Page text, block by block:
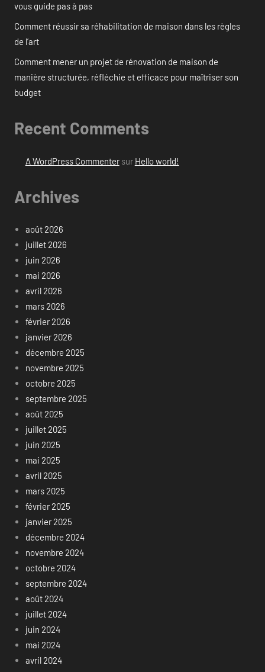
vous guide pas à pas
Comment réussir sa réhabilitation de maison dans les règles
de l’art
Comment mener un projet de rénovation de maison de
manière structurée, réfléchie et efficace pour maîtriser son
budget
Recent Comments
A WordPress Commentersur Hello world!
Archives
août 2026
juillet 2026
juin 2026
mai 2026
avril 2026
mars 2026
février 2026
janvier 2026
décembre 2025
novembre 2025
octobre 2025
septembre 2025
août 2025
juillet 2025
juin 2025
mai 2025
avril 2025
mars 2025
février 2025
janvier 2025
décembre 2024
novembre 2024
octobre 2024
septembre 2024
août 2024
juillet 2024
juin 2024
mai 2024
avril 2024